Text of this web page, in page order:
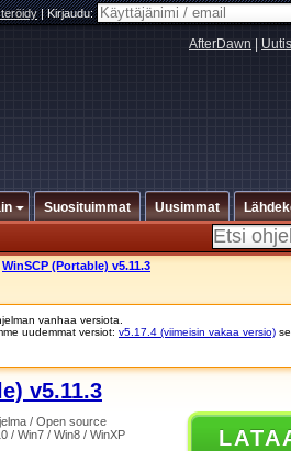
|Kirjaudu:
AfterDawn
Suosituimmat Uusimmat
WinSCP (Portable) v5.11.3
vanhaa versiota.
uudemmat versiot: v5.17.4 (viimeisin vakaa versio)
v5.11.3
/ Open source
/ Win7 / Win8 / WinXP